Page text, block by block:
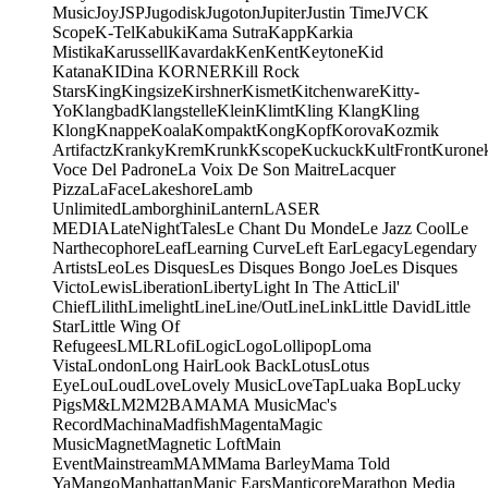
MusicJoyJSPJugodiskJugotonJupiterJustin TimeJVCK
ScopeK-TelKabukiKama SutraKappKarkia
MistikaKarussellKavardakKenKentKeytoneKid
KatanaKIDina KORNERKill Rock
StarsKingKingsizeKirshnerKismetKitchenwareKitty-
YoKlangbadKlangstelleKleinKlimtKling KlangKling
KlongKnappeKoalaKompaktKongKopfKorovaKozmik
ArtifactzKrankyKremKrunkKscopeKuckuckKultFront
Voce Del PadroneLa Voix De Son MaitreLacquer
PizzaLaFaceLakeshoreLamb
UnlimitedLamborghiniLanternLASER
MEDIALateNightTalesLe Chant Du MondeLe Jazz CoolLe
NarthecophoreLeafLearning CurveLeft EarLegacyLegendary
ArtistsLeoLes DisquesLes Disques Bongo JoeLes Disques
VictoLewisLiberationLibertyLight In The AtticLil'
ChiefLilithLimelightLineLine/OutLineLinkLittle DavidLittle
StarLittle Wing Of
RefugeesLMLRLofiLogicLogoLollipopLoma
VistaLondonLong HairLook BackLotusLotus
EyeLouLoudLoveLovely MusicLoveTapLuaka BopLucky
PigsM&LM2M2BAMAMA MusicMac's
RecordMachinaMadfishMagentaMagic
MusicMagnetMagnetic LoftMain
EventMainstreamMAMMama BarleyMama Told
YaMangoManhattanManic EarsManticoreMarathon Media